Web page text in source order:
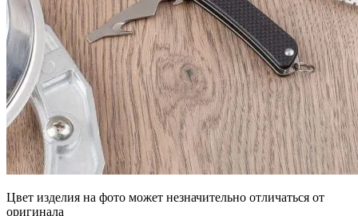
Цвет изделия на фото может незначительно отличаться от
оригинала